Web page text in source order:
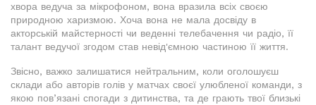
хвора ведуча за мікрофоном, вона вразила всіх своєю
природною харизмою. Хоча вона не мала досвіду в
акторській майстерності чи веденні телебачення чи радіо, її
талант ведучої згодом став невід'ємною частиною її життя.
Звісно, важко залишатися нейтральним, коли оголошуєш
склади або авторів голів у матчах своєї улюбленої команди, з
якою пов’язані спогади з дитинства, та де грають твої близькі